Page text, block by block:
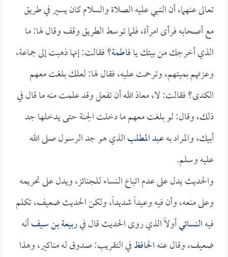
تعالى عنهما، أن النبي عليه الصلاة والسلام كان يسير في طريق
مع أصحابه فرأى امرأة، فلما توسط الطريق وقف وقال لها: ما
الذي أخرجك من بيتك يافاطمة؟ فقالت: إنها ذهبت إلى جماعة،
وعزتهم بميتهم، وترحمت عليه، فقال لها: لعلك بلغت معهم
الكدى؟ فقالت: لا، معاذ الله أن تفعل وقد علمت منه ما قال في
ذلك، وقال: لو بلغت معهم ما دخلت الجنة حتى يدخلها جد
أبيك، والمراد بهعبد المطلبالذي هو جد الرسول صلى الله
عليه وسلم.
والحديث يدل على عدم اتباع النساء للجنائز، ويدل على تحريمه
وعلى منعه، وأن فيه وعيداً شديداً، ولكن الحديث ضعيف، تكلم
فيهالنسائيأولاً الذي روى الحديث قال فيربيعة بن سيفأنه
ضعيف، وقال عنهالحافظفي التقريب: صدوق له مناكير، وهذا